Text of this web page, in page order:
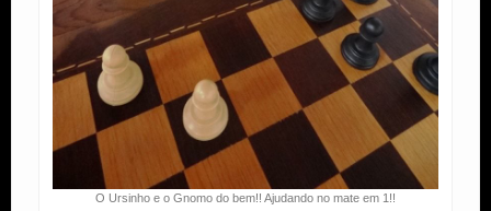
O Ursinho e o Gnomo do bem!! Ajudando no mate em 1!!